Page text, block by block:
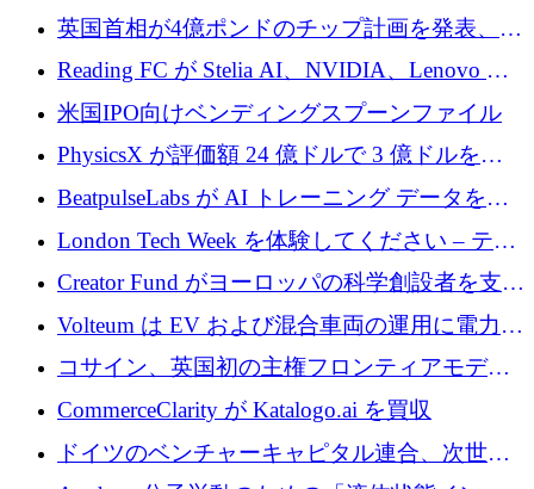
ドラウンドで1,000万ユーロを確保
英国首相が4億ポンドのチップ計画を発表、英
国の新興企業は「ここで拡大」し「ここに留
まる」
Reading FC が Stelia AI、NVIDIA、Lenovo と
協力して AI Center of Excellence を立ち上げ
米国IPO向けベンディングスプーンファイル
PhysicsX が評価額 24 億ドルで 3 億ドルを調
達
BeatpulseLabs が AI トレーニング データを拡
張するために 180 万ドルのプレシードを調達
London Tech Week を体験してください – テク
ノロジーがヨーロッパのイノベーションの未
来を形作る場所
Creator Fund がヨーロッパの科学創設者を支援
するために 5,600 万ドルを調達
Volteum は EV および混合車両の運用に電力を
供給するために 250 万ユーロを寄付
コサイン、英国初の主権フロンティアモデル
で業界の支援を確保
CommerceClarity が Katalogo.ai を買収
ドイツのベンチャーキャピタル連合、次世代
スタートアップの成長に向けて機関投資家へ